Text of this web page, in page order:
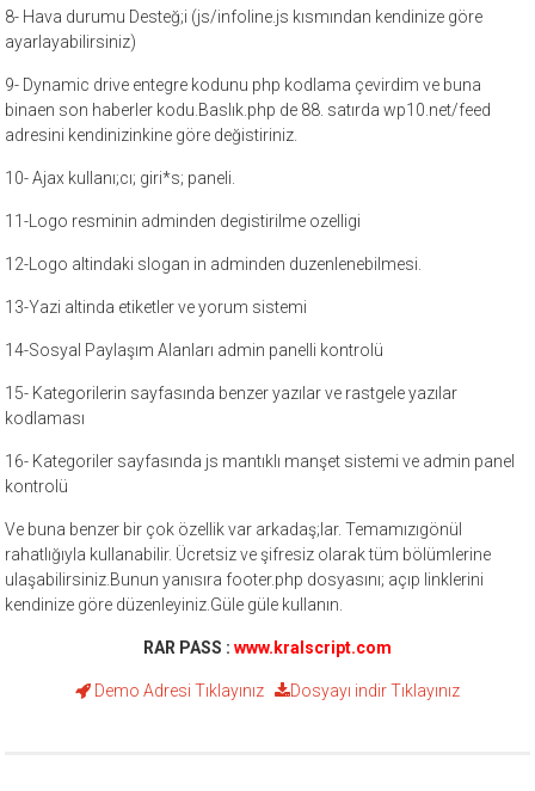
8- Hava durumu Desteğ;i (js/infoline.js kısmından kendinize göre
ayarlayabilirsiniz)
9- Dynamic drive entegre kodunu php kodlama çevirdim ve buna
binaen son haberler kodu.Baslık.php de 88. satırda wp10.net/feed
adresini kendinizinkine göre değistiriniz.
10- Ajax kullanı;cı; giri*s; paneli.
11-Logo resminin adminden degistirilme ozelligi
12-Logo altindaki slogan in adminden duzenlenebilmesi.
13-Yazi altinda etiketler ve yorum sistemi
14-Sosyal Paylaşım Alanları admin panelli kontrolü
15- Kategorilerin sayfasında benzer yazılar ve rastgele yazılar
kodlaması
16- Kategoriler sayfasında js mantıklı manşet sistemi ve admin panel
kontrolü
Ve buna benzer bir çok özellik var arkadaş;lar. Temamızıgönül
rahatlığıyla kullanabilir. Ücretsiz ve şifresiz olarak tüm bölümlerine
ulaşabilirsiniz.Bunun yanısıra footer.php dosyasını; açıp linklerini
kendinize göre düzenleyiniz.Güle güle kullanın.
RAR PASS : www.kralscript.com
Demo Adresi Tıklayınız Dosyayı indirTıklayınız